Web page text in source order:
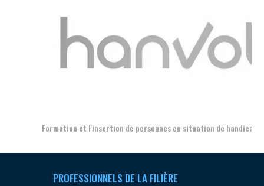
Formation et l'insertion de personnes en situation de handicap
PROFESSIONNELS DE LA FILIÈRE